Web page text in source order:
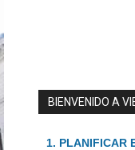
BIENVENIDO A
1. PLANIFICAR